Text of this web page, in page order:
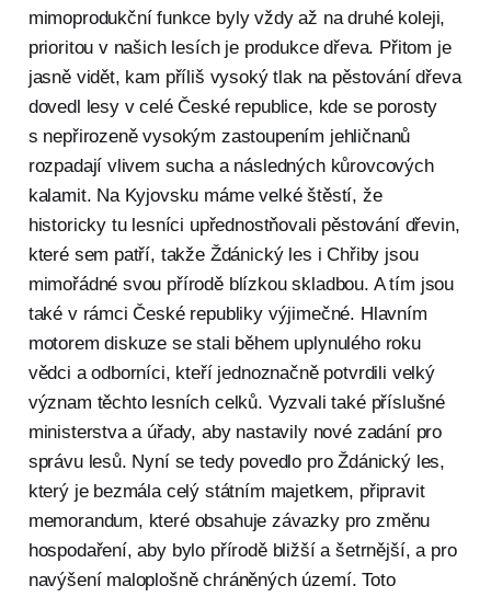
mimoprodukční funkce byly vždy až na druhé koleji,
prioritou v našich lesích je produkce dřeva. Přitom je
jasně vidět, kam příliš vysoký tlak na pěstování dřeva
dovedl lesy v celé České republice, kde se porosty
s nepřirozeně vysokým zastoupením jehličnanů
rozpadají vlivem sucha a následných kůrovcových
kalamit. Na Kyjovsku máme velké štěstí, že
historicky tu lesníci upřednostňovali pěstování dřevin,
které sem patří, takže Ždánický les i Chřiby jsou
mimořádné svou přírodě blízkou skladbou. A tím jsou
také v rámci České republiky výjimečné. Hlavním
motorem diskuze se stali během uplynulého roku
vědci a odborníci, kteří jednoznačně potvrdili velký
význam těchto lesních celků. Vyzvali také příslušné
ministerstva a úřady, aby nastavily nové zadání pro
správu lesů. Nyní se tedy povedlo pro Ždánický les,
který je bezmála celý státním majetkem, připravit
memorandum, které obsahuje závazky pro změnu
hospodaření, aby bylo přírodě bližší a šetrnější, a pro
navýšení maloplošně chráněných území. Toto